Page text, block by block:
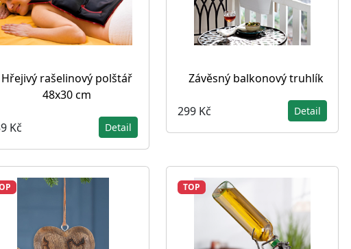
Hřejivý rašelinový polštář
48x30 cm
Kč Detail
Závěsný balkonový truhlík
299 Kč Detail
TOP